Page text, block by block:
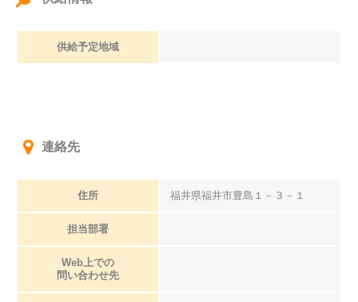
供給予定地域
連絡先
住所 福井県福井市豊島１－３－１
担当部署
Web上での
問い合わせ先